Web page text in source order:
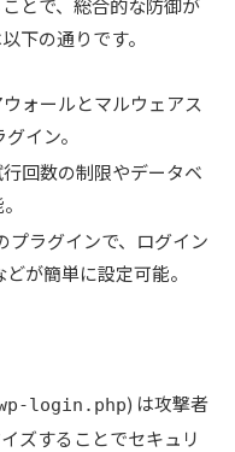
とで、総合的な防御が
下の通りです。
ォールとマルウェアス
イン。
回数の制限やデータベ
プラグインで、ログイン
が簡単に設定可能。
login.php) は攻撃者
ズすることでセキュリ